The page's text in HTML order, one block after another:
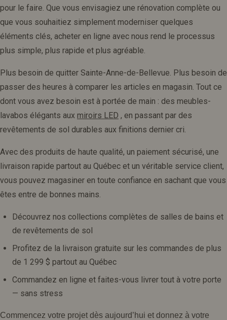
pour le faire. Que vous envisagiez une rénovation complète ou
que vous souhaitiez simplement moderniser quelques
éléments clés, acheter en ligne avec nous rend le processus
plus simple, plus rapide et plus agréable.
Plus besoin de quitter Sainte-Anne-de-Bellevue. Plus besoin de
passer des heures à comparer les articles en magasin. Tout ce
dont vous avez besoin est à portée de main : des meubles-
lavabos élégants aux miroirs LED , en passant par des
revêtements de sol durables aux finitions dernier cri.
Avec des produits de haute qualité, un paiement sécurisé, une
livraison rapide partout au Québec et un véritable service client,
vous pouvez magasiner en toute confiance en sachant que vous
êtes entre de bonnes mains.
Découvrez nos collections complètes de salles de bains et
de revêtements de sol
Profitez de la livraison gratuite sur les commandes de plus
de 1 299 $ partout au Québec
Commandez en ligne et faites-vous livrer tout à votre porte
— sans stress
Commencez votre projet dès aujourd’hui et donnez à votre